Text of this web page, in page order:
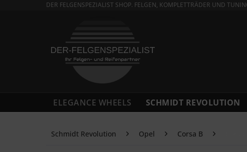
DER FELGENSPEZIALIST SHOP. FELGEN, KOMPLETTRÄDER UND
ELEGANCE WHEELS SCHMIDT REVOLUTION
Schmidt Revolution Opel Corsa B